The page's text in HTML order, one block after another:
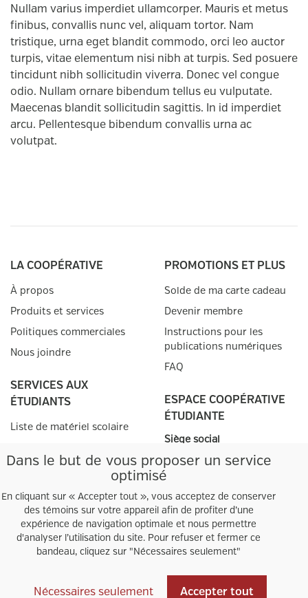
Dans le but de vous proposer un service
optimisé
En cliquant sur « Accepter tout », vous acceptez de conserver
des témoins sur votre appareil afin de profiter d’une
expérience de navigation optimale et nous permettre
d'analyser l’utilisation du site. Pour refuser et fermer ce
bandeau, cliquez sur "Nécessaires seulement"
Nécessaires seulement Accepter tout
Nullam varius imperdiet ullamcorper. Mauris et metus
finibus, convallis nunc vel, aliquam tortor. Nam
tristique, urna eget blandit commodo, orci leo auctor
turpis, vitae elementum nisi nibh at turpis. Sed posuere
tincidunt nibh sollicitudin viverra. Donec vel congue
odio. Nullam ornare bibendum tellus eu vulputate.
Maecenas blandit sollicitudin sagittis. In id imperdiet
arcu. Pellentesque bibendum convallis urna ac
volutpat.
LA COOPÉRATIVE
À propos
Produits et services
Politiques commerciales
Nous joindre
SERVICES AUX
ÉTUDIANTS
Liste de matériel scolaire
SERVICES AUX
Prescriptions
Info-prescription
PROMOTIONS ET PLUS
Solde de ma carte cadeau
Devenir membre
Instructions pour les
publications numériques
FAQ
ESPACE COOPÉRATIVE
ÉTUDIANTE
Siège social
9155, rue St-Hubert, local
C1.150
téléphone :(514) 382-2634
Heures d'ouverture
Autres points de
Facebook
Instagram